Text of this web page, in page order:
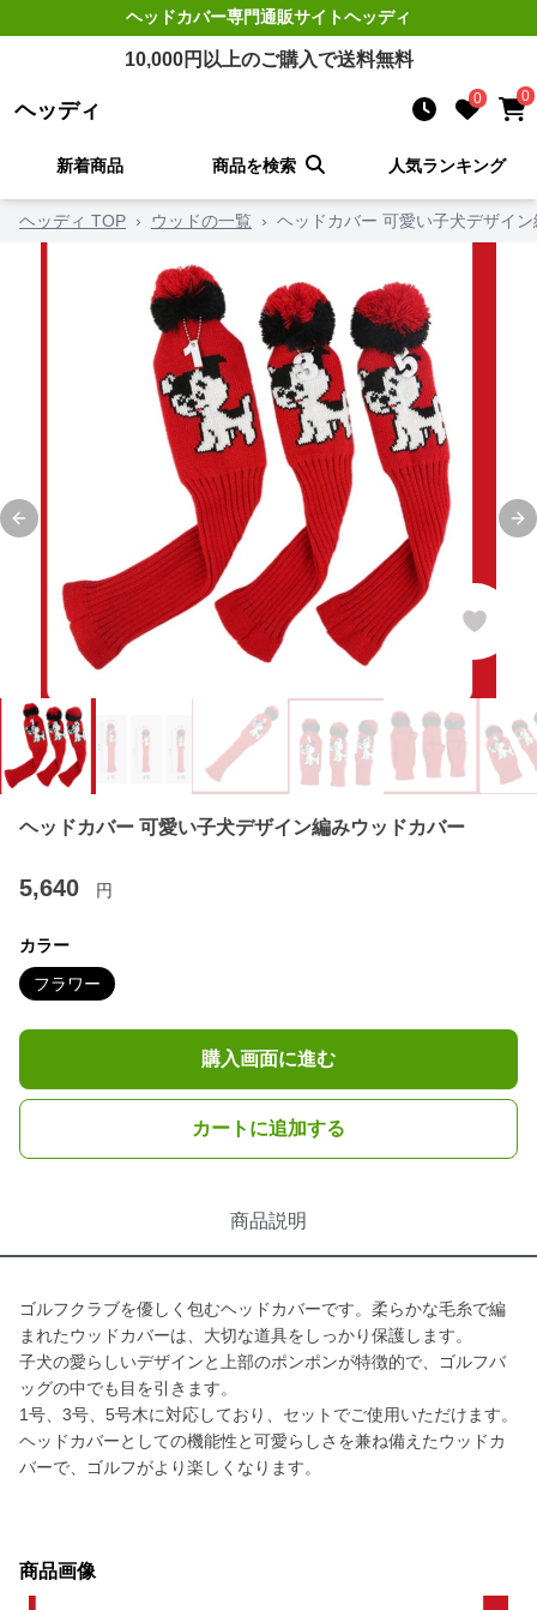
ヘッドカバー専門通販サイトヘッディ
10,000円以上のご購入で送料無料
ヘッディ 0 0
新着商品 商品を検索 人気ランキング
ヘッディ TOP › ウッドの一覧 › ヘッドカバー 可愛い子犬デザイ
Previous slide
ヘッドカバー 可愛い子犬デザイン編みウッドカバー
5,640 円
カラー
フラワー
購入画面に進む
カートに追加する
商品説明
ゴルフクラブを優しく包むヘッドカバーです。柔らかな毛糸で編
まれたウッドカバーは、大切な道具をしっかり保護します。
子犬の愛らしいデザインと上部のポンポンが特徴的で、ゴルフバ
ッグの中でも目を引きます。
1号、3号、5号木に対応しており、セットでご使用いただけます。
ヘッドカバーとしての機能性と可愛らしさを兼ね備えたウッドカ
バーで、ゴルフがより楽しくなります。
商品画像